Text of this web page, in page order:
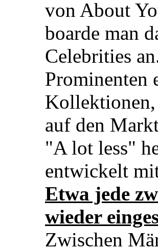
von About
boarde man
Celebrities
Kollektionen,
auf den
"A lot less"
entwickelt
Etwa jede
wieder
Zwischen